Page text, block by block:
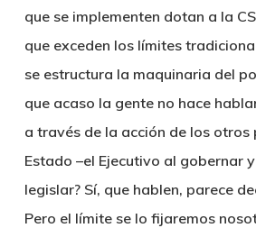
que se implementen dotan a la
que exceden los límites
se estructura la maquinaria del
que acaso la gente no hace
a través de la acción de los otros
Estado –el Ejecutivo al gobernar
legislar? Sí, que hablen, parece
Pero el límite se lo fijaremos